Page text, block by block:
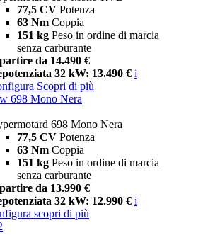
77,5 CV Potenza
63 Nm Coppia
151 kg Peso in ordine di marcia
senza carburante
da 14.490 €
32 kW: 13.490 € i
Scopri di più
698 Mono Nera
698 Mono Nera
77,5 CV Potenza
63 Nm Coppia
151 kg Peso in ordine di marcia
senza carburante
da 13.990 €
32 kW: 12.990 € i
scopri di più